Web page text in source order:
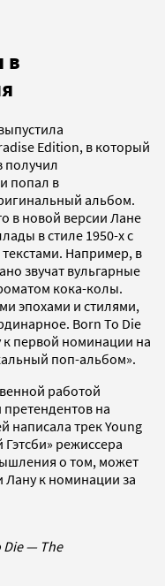
в
Edition, в который
получил
попал в
альбом.
в новой версии Лане
в стиле 1950-х с
Например, в
звучат вульгарные
кока-колы.
эпохами и стилями,
Born To Die
к первой номинации на
поп-альбом».
работой
претендентов на
написала трек Young
режиссера
о том, может
к номинации за
Die — The